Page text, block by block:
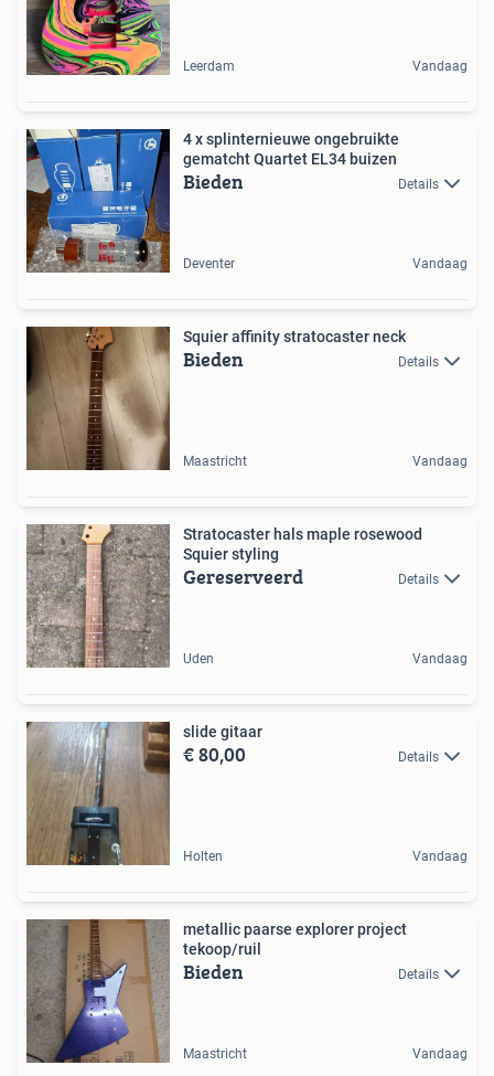
Leerdam Vandaag
4 x splinternieuwe ongebruikte
gematcht Quartet EL34 buizen
Bieden Details
Deventer Vandaag
Squier affinity stratocaster neck
Bieden Details
Maastricht Vandaag
Stratocaster hals maple rosewood
Squier styling
Gereserveerd Details
Uden Vandaag
slide gitaar
€ 80,00 Details
Holten Vandaag
metallic paarse explorer project
tekoop/ruil
Bieden Details
Maastricht Vandaag